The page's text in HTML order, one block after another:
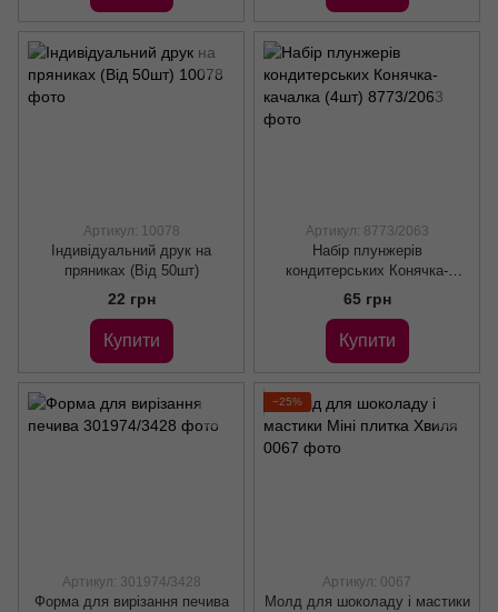
Артикул: 10078
Індивідуальний друк на
пряниках (Від 50шт)
22 грн
Купити
Артикул: 8773/2063
Набір плунжерів
кондитерських Конячка-
качалка (4шт)
65 грн
Купити
Артикул: 301974/3428
Форма для вирізання печива
−25%
Артикул: 0067
Молд для шоколаду і мастики